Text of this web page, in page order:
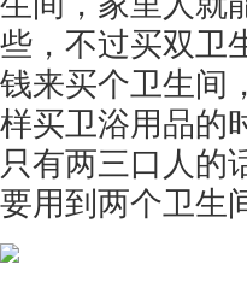
些，不过买双卫
钱来买个卫生间
样买卫浴用品的
只有两三口人的
要用到两个卫生